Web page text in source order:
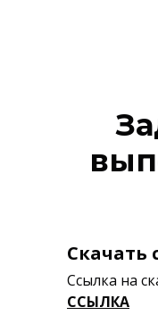
Скачать
Ссылка на
ССЫЛКА